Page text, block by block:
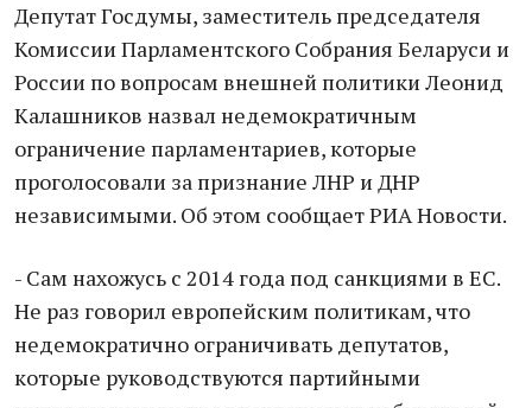
Депутат Госдумы, заместитель председателя
Комиссии Парламентского Собрания Беларуси и
России по вопросам внешней политики Леонид
Калашников назвал недемократичным
ограничение парламентариев, которые
проголосовали за признание ЛНР и ДНР
независимыми. Об этом сообщает РИА Новости.
- Сам нахожусь с 2014 года под санкциями в ЕС.
Не раз говорил европейским политикам, что
недемократично ограничивать депутатов,
которые руководствуются партийными